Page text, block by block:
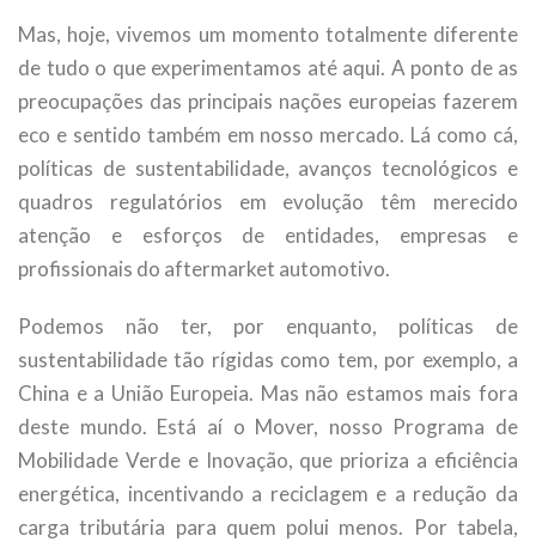
Mas, hoje, vivemos um momento totalmente diferente
de tudo o que experimentamos até aqui. A ponto de as
preocupações das principais nações europeias fazerem
eco e sentido também em nosso mercado. Lá como cá,
políticas de sustentabilidade, avanços tecnológicos e
quadros regulatórios em evolução têm merecido
atenção e esforços de entidades, empresas e
profissionais do aftermarket automotivo.
Podemos não ter, por enquanto, políticas de
sustentabilidade tão rígidas como tem, por exemplo, a
China e a União Europeia. Mas não estamos mais fora
deste mundo. Está aí o Mover, nosso Programa de
Mobilidade Verde e Inovação, que prioriza a eficiência
energética, incentivando a reciclagem e a redução da
carga tributária para quem polui menos. Por tabela,